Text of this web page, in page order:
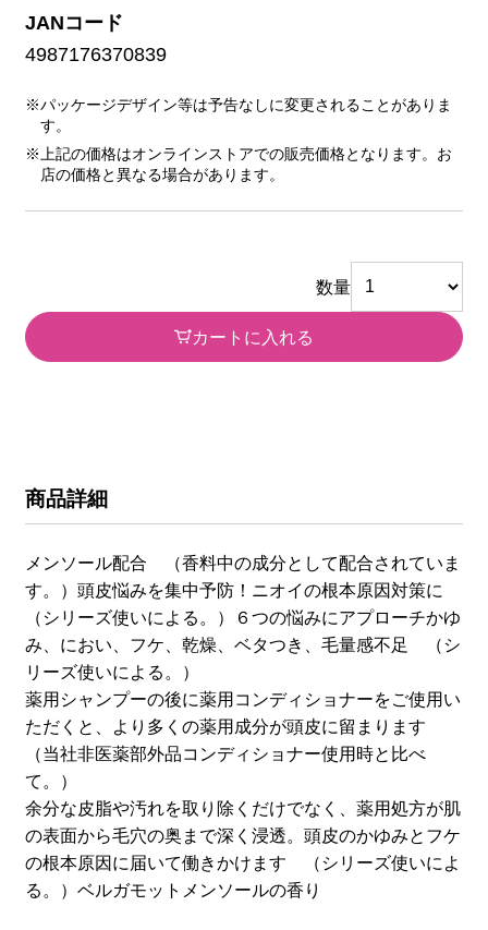
JANコード
4987176370839
※パッケージデザイン等は予告なしに変更されることがありま
す。
※上記の価格はオンラインストアでの販売価格となります。お
店の価格と異なる場合があります。
数量
カートに入れる
商品詳細
メンソール配合 （香料中の成分として配合されていま
す。）頭皮悩みを集中予防！ニオイの根本原因対策に
（シリーズ使いによる。）６つの悩みにアプローチかゆ
み、におい、フケ、乾燥、ベタつき、毛量感不足 （シ
リーズ使いによる。）
薬用シャンプーの後に薬用コンディショナーをご使用い
ただくと、より多くの薬用成分が頭皮に留まります
（当社非医薬部外品コンディショナー使用時と比べ
て。）
余分な皮脂や汚れを取り除くだけでなく、薬用処方が肌
の表面から毛穴の奥まで深く浸透。頭皮のかゆみとフケ
の根本原因に届いて働きかけます （シリーズ使いによ
る。）ベルガモットメンソールの香り